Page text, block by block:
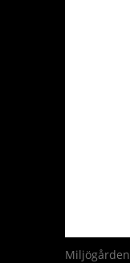
Miljögården